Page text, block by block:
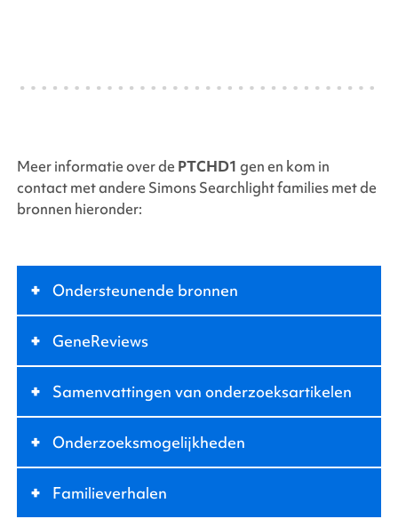
Meer informatie over de PTCHD1 gen en kom in
contact met andere Simons Searchlightfamilies met de
bronnen hieronder:
+ Ondersteunende bronnen
+ GeneReviews
+ Samenvattingen van onderzoeksartikelen
+ Onderzoeksmogelijkheden
+ Familieverhalen